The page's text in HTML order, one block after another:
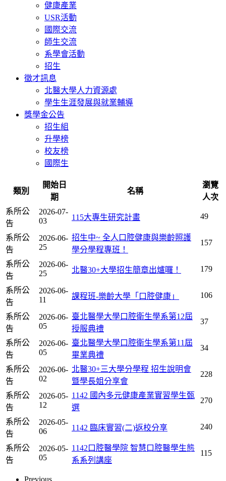
健康產業
USR活動
國際交流
師生交流
系學會活動
招生
徵才訊息
北醫大學人力資源處
學生生涯發展與就業輔導
獎學金公告
招生組
升學榜
校友榜
國際生
類別
開始日
期
名稱
瀏覽
人次
系所公
告
2026-07-
03
115大專生研究計畫 49
系所公
告
2026-06-
25
招生中~ 全人口腔健康與樂齡照護
學分學程專班！
157
系所公
告
2026-06-
25
北醫30+大學招生簡章出爐囉！ 179
系所公
告
2026-06-
11
課程班-樂齡大學「口腔健康」 106
系所公
告
2026-06-
05
臺北醫學大學口腔衛生學系第12屆
授服典禮
37
系所公
告
2026-06-
05
臺北醫學大學口腔衛生學系第11屆
畢業典禮
34
系所公
告
2026-06-
02
北醫30+三大學分學程 招生說明會
曁學長姐分享會
228
系所公
告
2026-05-
12
1142 國內多元健康產業實習學生甄
選
270
系所公
告
2026-05-
06
1142 臨床實習(二)返校分享 240
系所公
告
2026-05-
05
1142口腔醫學院 智慧口腔醫學生態
系系列講座
115
Previous